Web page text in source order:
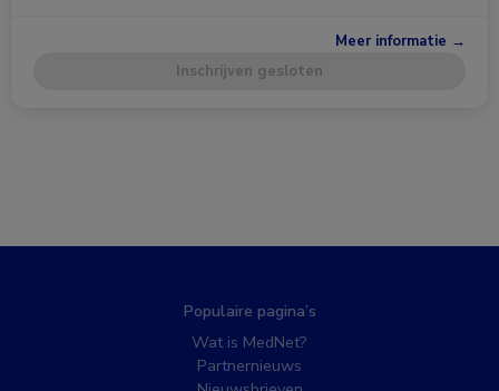
Meer informatie →
Inschrijven gesloten
Populaire pagina’s
Wat is MedNet?
Partnernieuws